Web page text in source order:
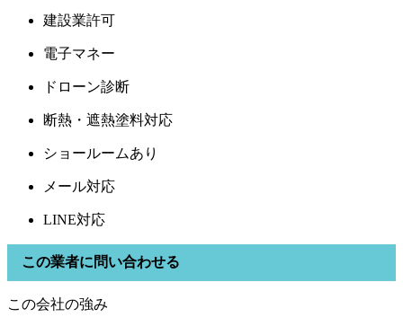
建設業許可
電子マネー
ドローン診断
断熱・遮熱塗料対応
ショールームあり
メール対応
LINE対応
この業者に問い合わせる
この会社の強み